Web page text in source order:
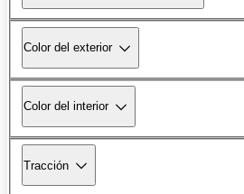
Color del exterior
Color del interior
Tracción